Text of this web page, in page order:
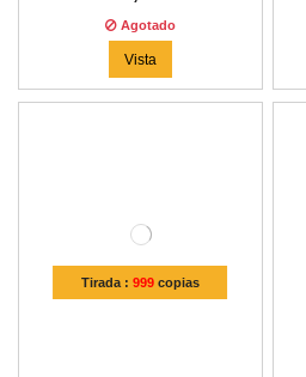
Agotado
Vista
Tirada : 999copias